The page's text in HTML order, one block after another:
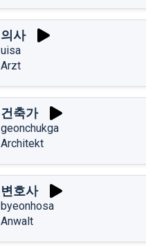
의사
uisa
Arzt
건축가
geonchukga
Architekt
변호사
byeonhosa
Anwalt